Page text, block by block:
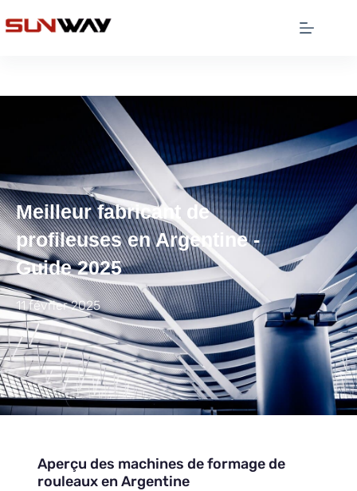
Meilleur fabricant de
profileuses en Argentine -
Guide 2025
11 février 2025
Aperçu des machines de formage de
rouleaux en Argentine